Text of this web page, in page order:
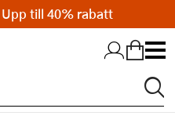
Upp till 40% rabatt